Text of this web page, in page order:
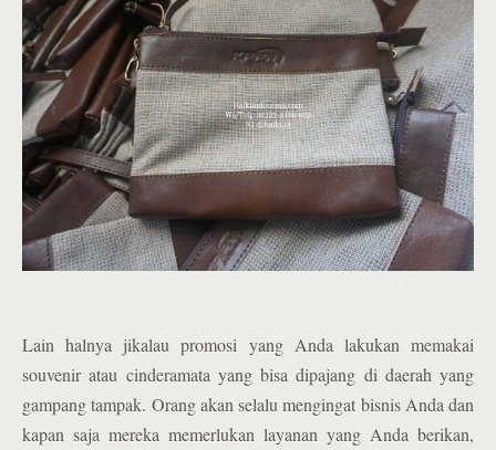
Lain halnya jikalau promosi yang Anda lakukan memakai
souvenir atau cinderamata yang bisa dipajang di daerah yang
gampang tampak. Orang akan selalu mengingat bisnis Anda dan
kapan saja mereka memerlukan layanan yang Anda berikan,